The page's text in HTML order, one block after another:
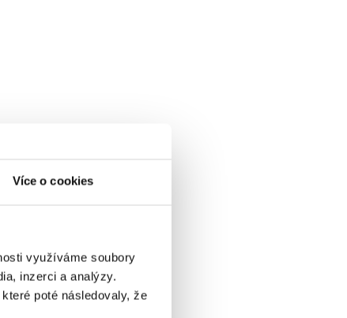
Více o cookies
využíváme soubory
inzerci a analýzy.
poté následovaly, že